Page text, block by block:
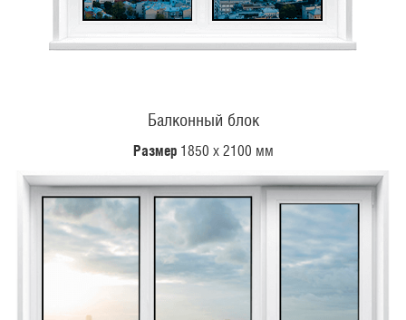
Балконный блок
Размер1850 х 2100 мм